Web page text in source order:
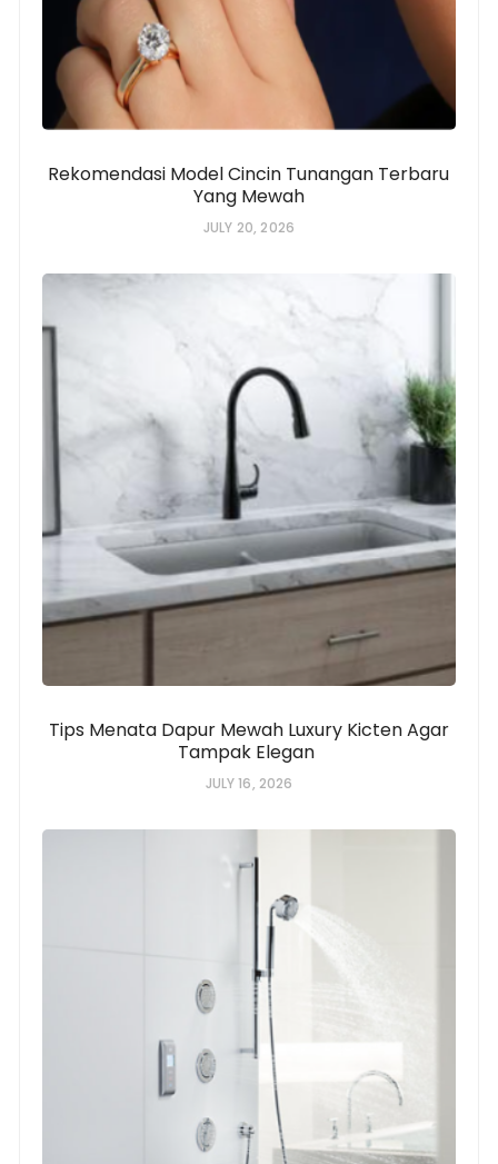
Rekomendasi Model Cincin Tunangan Terbaru
Yang Mewah
JULY 20, 2026
Tips Menata Dapur Mewah Luxury Kicten Agar
Tampak Elegan
JULY 16, 2026